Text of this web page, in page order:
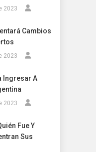
2023
Cambios
2023
Ingresar A
2023
Fue Y
Sus